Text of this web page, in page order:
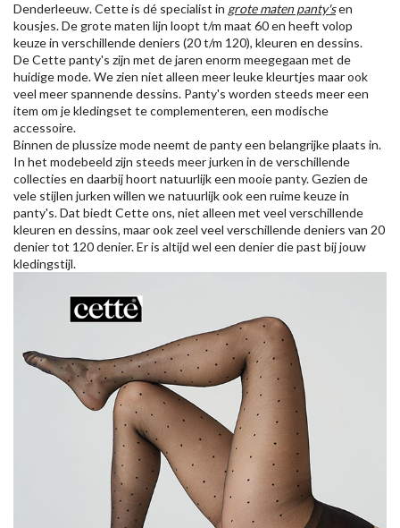
Denderleeuw. Cette is dé specialist in grote maten panty'sen
kousjes. De grote maten lijn loopt t/m maat 60 en heeft volop
keuze in verschillende deniers (20 t/m 120), kleuren en dessins.
De Cette panty's zijn met de jaren enorm meegegaan met de
huidige mode. We zien niet alleen meer leuke kleurtjes maar ook
veel meer spannende dessins. Panty's worden steeds meer een
item om je kledingset te complementeren, een modische
accessoire.
Binnen de plussize mode neemt de panty een belangrijke plaats in.
In het modebeeld zijn steeds meer jurken in de verschillende
collecties en daarbij hoort natuurlijk een mooie panty. Gezien de
vele stijlen jurken willen we natuurlijk ook een ruime keuze in
panty's. Dat biedt Cette ons, niet alleen met veel verschillende
kleuren en dessins, maar ook zeel veel verschillende deniers van 20
denier tot 120 denier. Er is altijd wel een denier die past bij jouw
kledingstijl.